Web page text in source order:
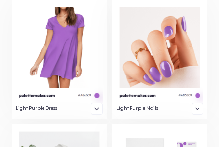
Light Purple Dress Light Purple Nails